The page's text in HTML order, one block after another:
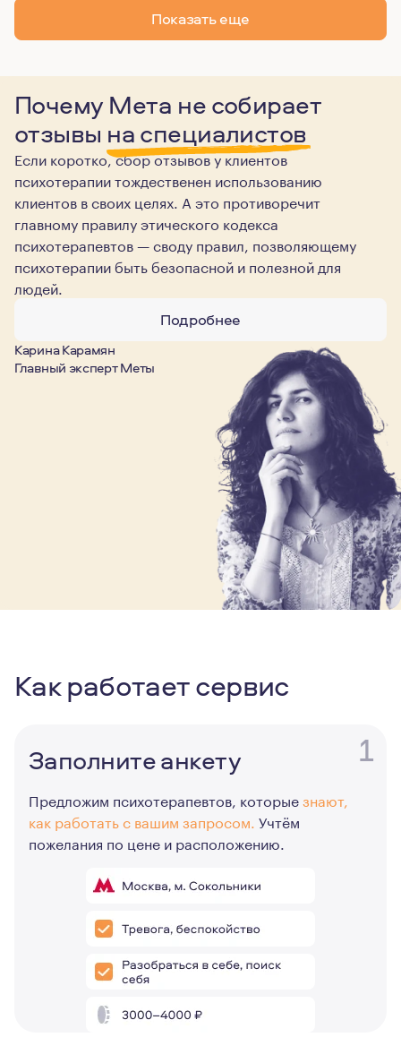
Показать еще
Почему Мета не собирает
отзывы на специалистов
Если коротко, сбор отзывов у клиентов
психотерапии тождественен использованию
клиентов в своих целях. А это противоречит
главному правилу этического кодекса
психотерапевтов — своду правил, позволяющему
психотерапии быть безопасной и полезной для
людей.
Подробнее
Карина Карамян
Главный эксперт Меты
Как работает сервис
1
Заполните анкету
Предложим психотерапевтов, которыезнают,
как работать с вашим запросом. Учтём
пожелания по цене и расположению.